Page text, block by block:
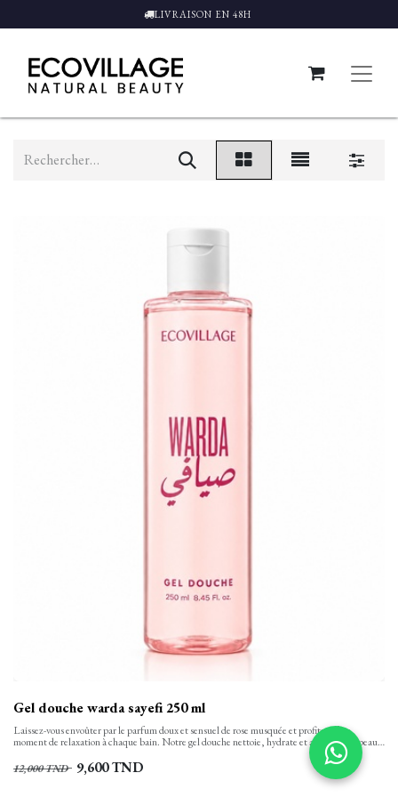
LIVRAISON EN 48H
Gel douche warda sayefi 250 ml
Laissez-vous envoûter par le parfum doux et sensuel de rose musquée et profitez d’un
moment de relaxation à chaque bain. Notre gel douche nettoie, hydrate et apaise votre peau
tout en finesse et la laisse propre, confortable et soyeusement douce. Sa texture onctueuse,
aux notes florales se transforme en une mousse rinçable facilement.
12,000TND 9,600TND